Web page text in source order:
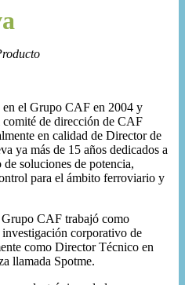
el Grupo CAF en 2004 y
comité de dirección de CAF
en calidad de Director de
ya más de 15 años dedicados a
soluciones de potencia,
para el ámbito ferroviario y
CAF trabajó como
corporativo de
como Director Técnico en
llamada Spotme.